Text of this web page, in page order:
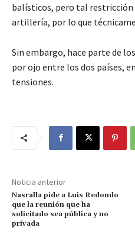
balísticos, pero tal restricción
artillería, por lo que
Sin embargo, hace parte de
por ojo entre los dos países,
tensiones.
Noticia anterior
Nasralla pide a Luis Redondo
que la reunión que ha
solicitado sea pública y no
privada